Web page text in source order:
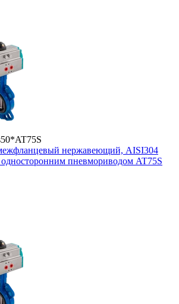
нержавеющий, AISI304
пневмориводом AT75S